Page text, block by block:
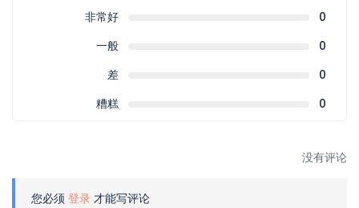
非常好
0
一般
0
差
0
糟糕
0
没有评论
您必须 登录 才能写评论